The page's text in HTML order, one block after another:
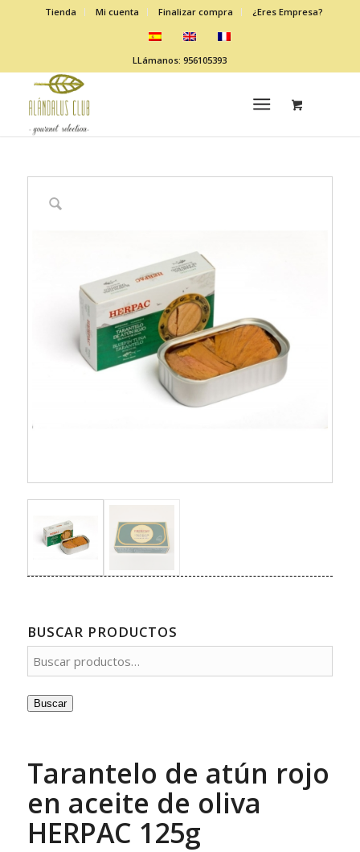
Tienda Mi cuenta Finalizar compra ¿Eres Empresa?
LLámanos: 956105393
BUSCAR PRODUCTOS
Buscar
Tarantelo de atún rojo
en aceite de oliva
HERPAC 125g